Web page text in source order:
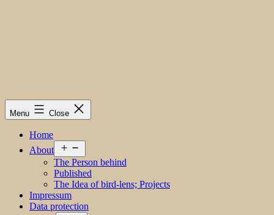
Menu Close
Home
About
menu
The Person behind
Published
The Idea of bird-lens; Projects
Impressum
Data protection